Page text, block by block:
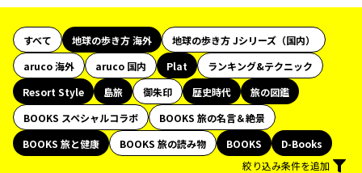
すべて 地球の歩き方 海外
地球の歩き方 Jシリーズ（国内）
aruco 海外
aruco 国内 Plat
ランキング&テクニック
Resort Style
島旅 御朱印 歴史時代
旅の図鑑
BOOKS スペシャルコラボ
BOOKS 旅の名言＆絶景
BOOKS 旅と健康
BOOKS 旅の読み物 BOOKS
D-Books
絞り込み条件を追加